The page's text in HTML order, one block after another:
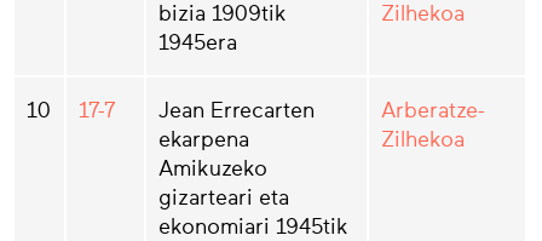
bizia 1909tik
1945era
Zilhekoa
10 17-7
Jean Errecarten
ekarpena
Amikuzeko
gizarteari eta
ekonomiari 1945tik
Arberatze-
Zilhekoa